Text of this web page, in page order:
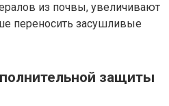
из почвы, увеличивают
переносить засушливые
защиты